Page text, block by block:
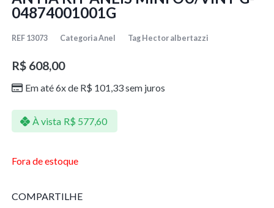
04874001001G
REF 13073 CategoriaAnel Tag Hector albertazzi
R$608,00
Em até 6x de R$ 101,33sem juros
À vista R$ 577,60
Fora de estoque
COMPARTILHE